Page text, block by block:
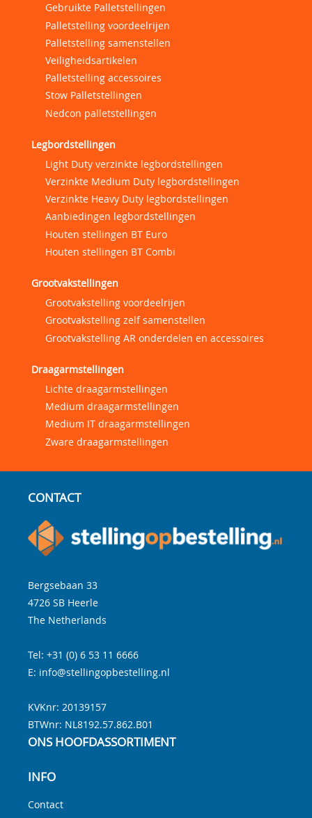
Gebruikte Palletstellingen
Palletstelling voordeelrijen
Palletstelling samenstellen
Veiligheidsartikelen
Palletstelling accessoires
Stow Palletstellingen
Nedcon palletstellingen
Legbordstellingen
Light Duty verzinkte legbordstellingen
Verzinkte Medium Duty legbordstellingen
Verzinkte Heavy Duty legbordstellingen
Aanbiedingen legbordstellingen
Houten stellingen BT Euro
Houten stellingen BT Combi
Grootvakstellingen
Grootvakstelling voordeelrijen
Grootvakstelling zelf samenstellen
Grootvakstelling AR onderdelen en accessoires
Draagarmstellingen
Lichte draagarmstellingen
Medium draagarmstellingen
Medium IT draagarmstellingen
Zware draagarmstellingen
CONTACT
Bergsebaan 33
4726 SB Heerle
The Netherlands
Tel: +31 (0) 6 53 11 6666
E: info@stellingopbestelling.nl
KVKnr: 20139157
BTWnr: NL8192.57.862.B01
ONS HOOFDASSORTIMENT
INFO
Contact